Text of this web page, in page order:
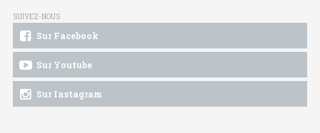
SUIVEZ-NOUS
Sur Facebook
Sur Youtube
Sur Instagram